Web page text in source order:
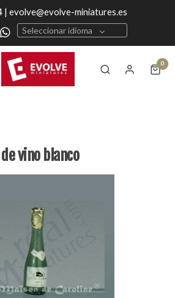
evolve@evolve-miniatures.es
Seleccionar idioma
0
vino blanco